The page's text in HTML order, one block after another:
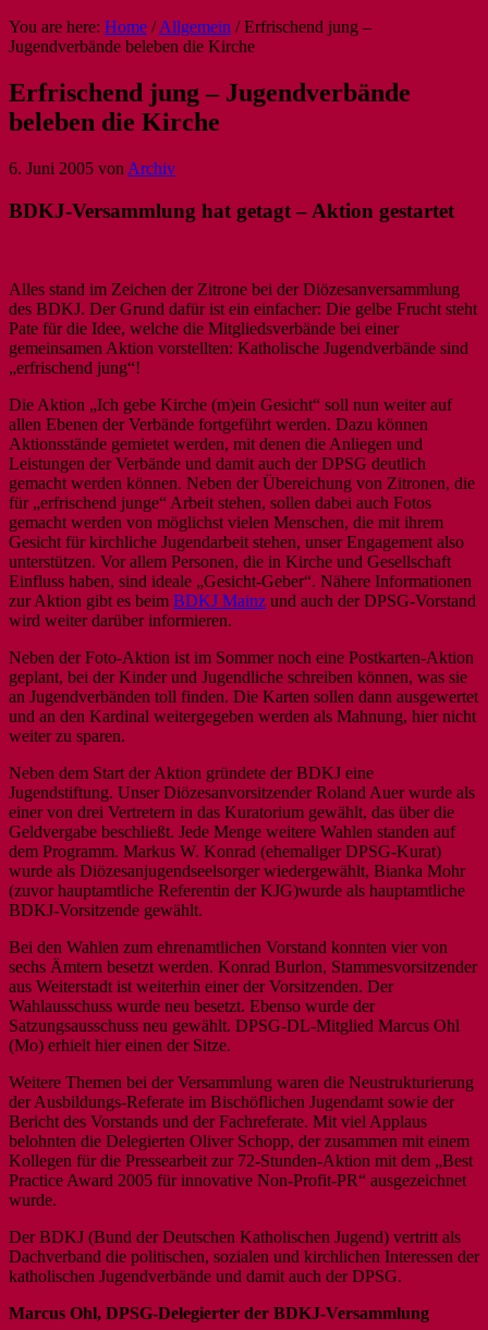
You are here: Home / Allgemein /Erfrischend jung –
Jugendverbände beleben die Kirche
Erfrischend jung – Jugendverbände
beleben die Kirche
6. Juni 2005 von Archiv
BDKJ-Versammlung hat getagt – Aktion gestartet
Alles stand im Zeichen der Zitrone bei der Diözesanversammlung
des BDKJ. Der Grund dafür ist ein einfacher: Die gelbe Frucht steht
Pate für die Idee, welche die Mitgliedsverbände bei einer
gemeinsamen Aktion vorstellten: Katholische Jugendverbände sind
„erfrischend jung“!
Die Aktion „Ich gebe Kirche (m)ein Gesicht“ soll nun weiter auf
allen Ebenen der Verbände fortgeführt werden. Dazu können
Aktionsstände gemietet werden, mit denen die Anliegen und
Leistungen der Verbände und damit auch der DPSG deutlich
gemacht werden können. Neben der Übereichung von Zitronen, die
für „erfrischend junge“ Arbeit stehen, sollen dabei auch Fotos
gemacht werden von möglichst vielen Menschen, die mit ihrem
Gesicht für kirchliche Jugendarbeit stehen, unser Engagement also
unterstützen. Vor allem Personen, die in Kirche und Gesellschaft
Einfluss haben, sind ideale „Gesicht-Geber“. Nähere Informationen
zur Aktion gibt es beim BDKJ Mainz und auch der DPSG-Vorstand
wird weiter darüber informieren.
Neben der Foto-Aktion ist im Sommer noch eine Postkarten-Aktion
geplant, bei der Kinder und Jugendliche schreiben können, was sie
an Jugendverbänden toll finden. Die Karten sollen dann ausgewertet
und an den Kardinal weitergegeben werden als Mahnung, hier nicht
weiter zu sparen.
Neben dem Start der Aktion gründete der BDKJ eine
Jugendstiftung. Unser Diözesanvorsitzender Roland Auer wurde als
einer von drei Vertretern in das Kuratorium gewählt, das über die
Geldvergabe beschließt. Jede Menge weitere Wahlen standen auf
dem Programm. Markus W. Konrad (ehemaliger DPSG-Kurat)
wurde als Diözesanjugendseelsorger wiedergewählt, Bianka Mohr
(zuvor hauptamtliche Referentin der KJG)wurde als hauptamtliche
BDKJ-Vorsitzende gewählt.
Bei den Wahlen zum ehrenamtlichen Vorstand konnten vier von
sechs Ämtern besetzt werden. Konrad Burlon, Stammesvorsitzender
aus Weiterstadt ist weiterhin einer der Vorsitzenden. Der
Wahlausschuss wurde neu besetzt. Ebenso wurde der
Satzungsausschuss neu gewählt. DPSG-DL-Mitglied Marcus Ohl
(Mo) erhielt hier einen der Sitze.
Weitere Themen bei der Versammlung waren die Neustrukturierung
der Ausbildungs-Referate im Bischöflichen Jugendamt sowie der
Bericht des Vorstands und der Fachreferate. Mit viel Applaus
belohnten die Delegierten Oliver Schopp, der zusammen mit einem
Kollegen für die Pressearbeit zur 72-Stunden-Aktion mit dem „Best
Practice Award 2005 für innovative Non-Profit-PR“ ausgezeichnet
wurde.
Der BDKJ (Bund der Deutschen Katholischen Jugend) vertritt als
Dachverband die politischen, sozialen und kirchlichen Interessen der
katholischen Jugendverbände und damit auch der DPSG.
Marcus Ohl, DPSG-Delegierter der BDKJ-Versammlung